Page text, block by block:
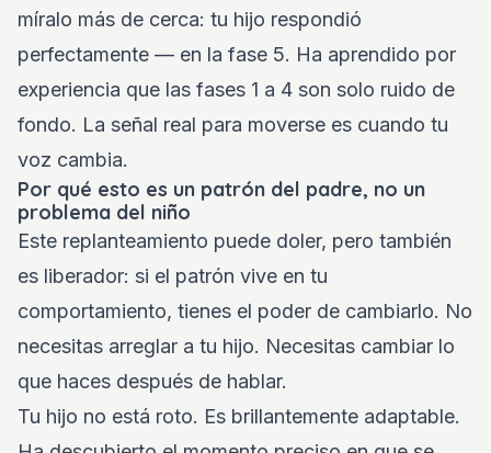
míralo más de cerca: tu hijo respondió
perfectamente — en la fase 5. Ha aprendido por
experiencia que las fases 1 a 4 son solo ruido de
fondo. La señal real para moverse es cuando tu
voz cambia.
Por qué esto es un patrón del padre, no un
problema del niño
Este replanteamiento puede doler, pero también
es liberador: si el patrón vive en tu
comportamiento, tienes el poder de cambiarlo. No
necesitas arreglar a tu hijo. Necesitas cambiar lo
que haces después de hablar.
Tu hijo no está roto. Es brillantemente adaptable.